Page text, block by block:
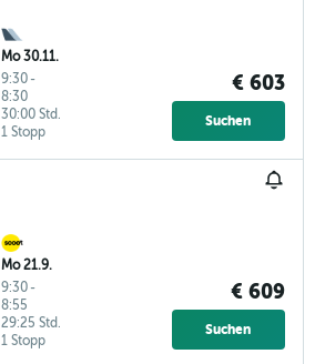
Mo 30.11.
9:30-
8:30
1 Stopp
30:00 Std.
€ 603
Suchen
Mo 21.9.
9:30-
8:55
1 Stopp
29:25 Std.
€ 609
Suchen